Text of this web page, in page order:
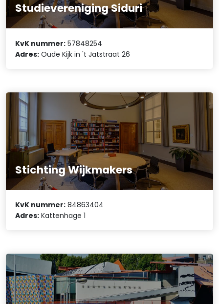
Studievereniging Siduri
KvK nummer: 57848254
Adres: Oude Kijk in 't Jatstraat 26
Stichting Wijkmakers
KvK nummer: 84863404
Adres: Kattenhage 1